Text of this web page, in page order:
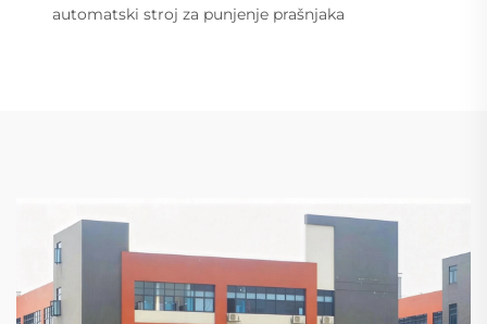
automatski stroj za punjenje prašnjaka